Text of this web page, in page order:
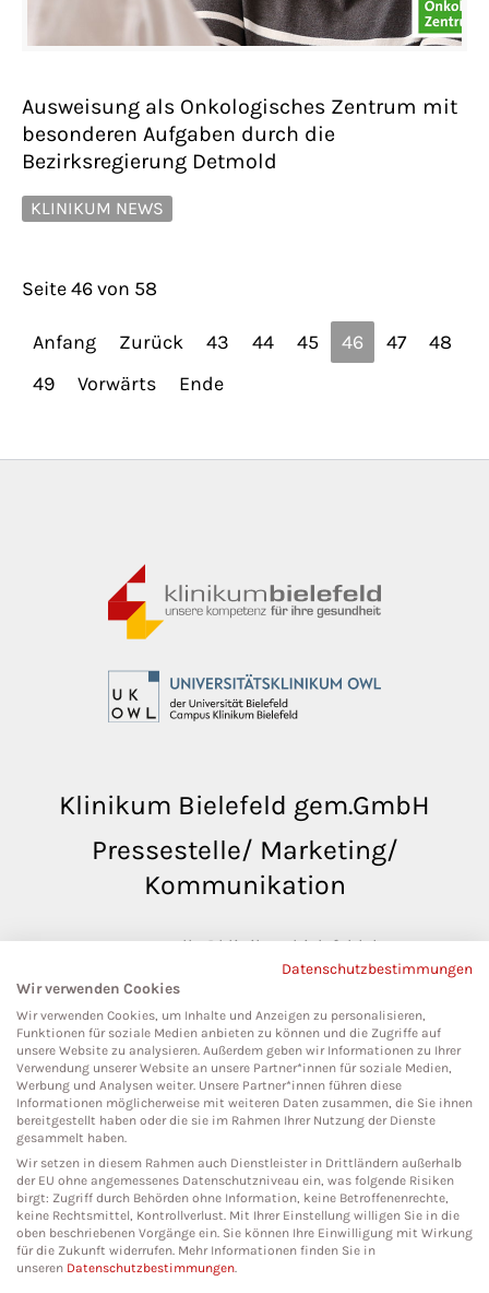
Ausweisung als Onkologisches Zentrum mit
besonderen Aufgaben durch die
Bezirksregierung Detmold
KLINIKUM NEWS
Seite 46 von 58
Anfang Zurück 43 44 45 46 47
48
49
Vorwärts Ende
Klinikum Bielefeld gem.GmbH
Pressestelle/ Marketing/
Kommunikation
pressestelle@klinikumbielefeld.de
Teutoburger Str. 50
33604 Bielefeld
Social Media
Datenschutzbestimmungen
Wir verwenden Cookies
Wir verwenden Cookies, um Inhalte und Anzeigen zu personalisieren,
Funktionen für soziale Medien anbieten zu können und die Zugriffe auf
unsere Website zu analysieren. Außerdem geben wir Informationen zu Ihrer
Verwendung unserer Website an unsere Partner*innen für soziale Medien,
Werbung und Analysen weiter. Unsere Partner*innen führen diese
Informationen möglicherweise mit weiteren Daten zusammen, die Sie ihnen
bereitgestellt haben oder die sie im Rahmen Ihrer Nutzung der Dienste
gesammelt haben.
Wir setzen in diesem Rahmen auch Dienstleister in Drittländern außerhalb
der EU ohne angemessenes Datenschutzniveau ein, was folgende Risiken
birgt: Zugriff durch Behörden ohne Information, keine Betroffenenrechte,
keine Rechtsmittel, Kontrollverlust. Mit Ihrer Einstellung willigen Sie in die
oben beschriebenen Vorgänge ein. Sie können Ihre Einwilligung mit Wirkung
für die Zukunft widerrufen. Mehr Informationen finden Sie in
unseren Datenschutzbestimmungen.